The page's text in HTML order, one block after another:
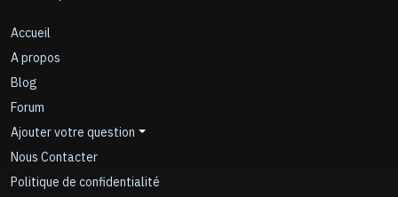
Accueil
A propos
Blog
Forum
Ajouter votre question
Nous Contacter
Politique de confidentialité